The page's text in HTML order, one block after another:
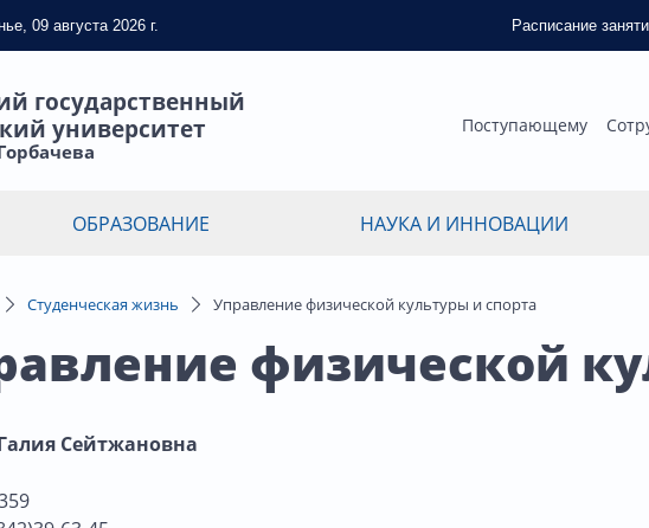
09 августа 2026 г. Расписание
государственный
университет
Поступающему
ОБРАЗОВАНИЕ НАУКА И ИННОВАЦИИ
Студенческая жизнь Управление физической культуры и спорта
физической
Сейтжановна